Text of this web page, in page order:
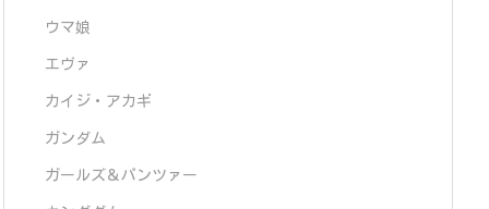
ウマ娘
エヴァ
カイジ・アカギ
ガンダム
ガールズ＆パンツァー